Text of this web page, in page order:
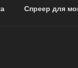
Спреер для